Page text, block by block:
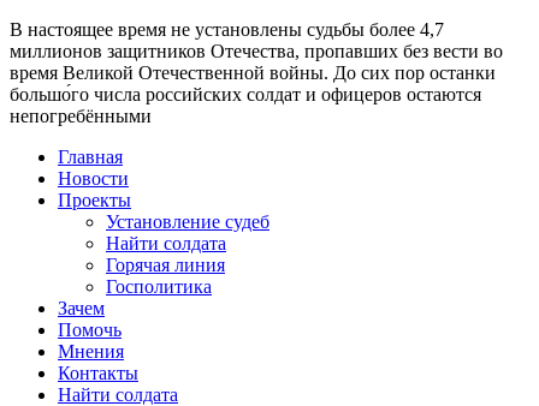
В настоящее время не установлены судьбы более 4,7
миллионов защитников Отечества, пропавших без вести во
время Великой Отечественной войны. До сих пор останки
большо́го числа российских солдат и офицеров остаются
непогребёнными
Главная
Новости
Проекты
Установление судеб
Найти солдата
Горячая линия
Госполитика
Зачем
Помочь
Мнения
Контакты
Найти солдата